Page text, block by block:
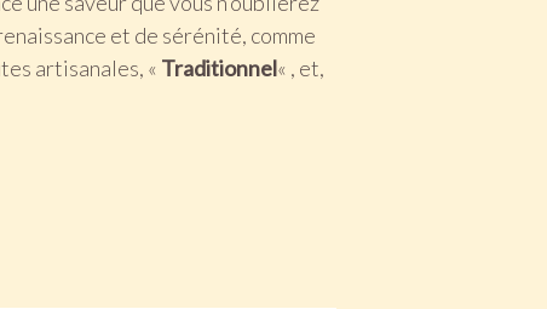
et de sérénité, comme
artisanales, « Traditionnel« , et,